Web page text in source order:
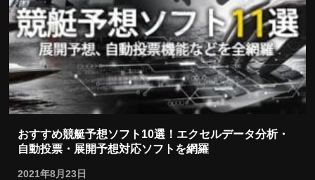
おすすめ競艇予想ソフト10選！エクセルデータ分析・
自動投票・展開予想対応ソフトを網羅
2021年8月23日